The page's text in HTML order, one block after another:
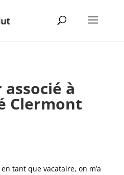
à
Clermont
tant que vacataire, on m’a